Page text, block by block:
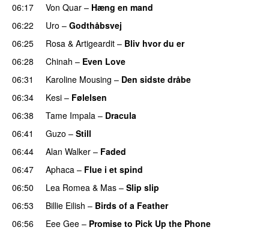
06:17 Von Quar – Hæng en mand
06:22
Uro – Godthåbsvej
06:25
Rosa & Artigeardit – Bliv hvor du er
06:28 Chinah – Even Love
06:31 Karoline Mousing – Den sidste dråbe
06:34
Kesi – Følelsen
06:38
Tame Impala – Dracula
06:41 Guzo – Still
06:44 Alan Walker – Faded
06:47
Aphaca – Flue i et spind
06:50
Lea Romea & Mas – Slip slip
06:53 Billie Eilish – Birds of a Feather
06:56
Eee Gee – Promise to Pick Up the Phone